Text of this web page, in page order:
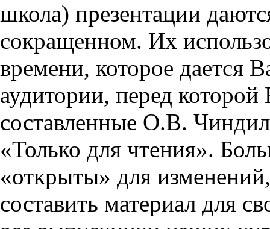
школа) презентации
сокращенном. Их
времени, которое дается
аудитории, перед
составленные О.В.
«Только для чтения».
«открыты» для
составить материал для